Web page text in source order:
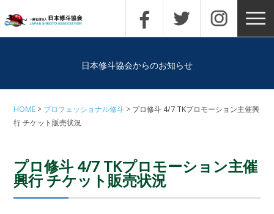
日本修斗協会からのお知らせ
HOME プロフェッショナル修斗
プロ修斗 4/7 TKプロモーション主催興
行 チケット販売状況
プロ修斗 4/7 TKプロモーション主催
興行 チケット販売状況